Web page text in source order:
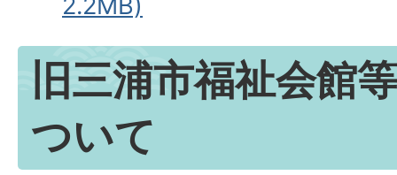
旧三浦市福祉会館
ついて